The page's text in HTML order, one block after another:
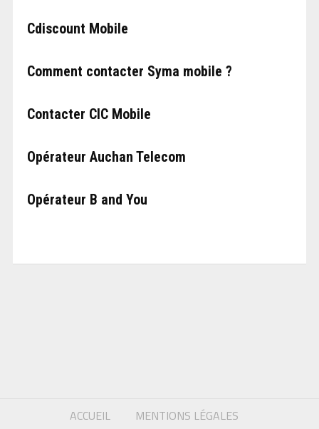
Cdiscount Mobile
Comment contacter Syma mobile ?
Contacter CIC Mobile
Opérateur Auchan Telecom
Opérateur B and You
ACCUEIL MENTIONS LÉGALES